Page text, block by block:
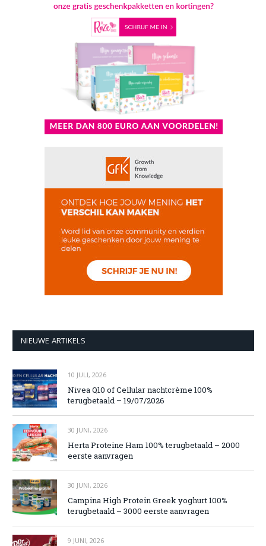
NIEUWE ARTIKELS
10 JULI, 2026
Nivea Q10 of Cellular nachtcrème 100%
terugbetaald – 19/07/2026
30 JUNI, 2026
Herta Proteine Ham 100% terugbetaald – 2000
eerste aanvragen
30 JUNI, 2026
Campina High Protein Greek yoghurt 100%
terugbetaald – 3000 eerste aanvragen
9 JUNI, 2026